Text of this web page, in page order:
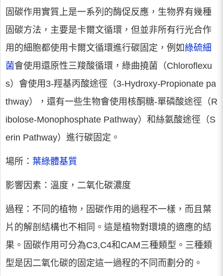
固碳作用實質上是一系列的酶促反應，生物界有幾種
固碳方法，主要是卡爾文循環，但並非所有行光合作
用的細胞都使用卡爾文循環進行碳固定，例如綠硫細
菌會使用還原性三羧酸循環，綠曲撓菌（Chloroflexu
s）會使用3-羥基丙酸途徑（3-Hydroxy-Propionate pa
thway），還有一些生物會使用核酮糖-單磷酸途徑（R
ibolose-Monophosphate Pathway）和絲氨酸途徑（S
erin Pathway）進行碳固定。
場所 ： 葉綠體基質
影響因素 ：溫度，二氧化碳濃度
過程 ：不同的植物，固碳作用的過程不一樣，而且葉
片的解剖結構也不相同。這是植物對環境的適應的結
果。固碳作用可分為C3,C4和CAM三種類型。三種類
型是因二氧化碳的固定這一過程的不同而劃分的。